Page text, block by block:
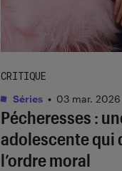
Pécheresses :
adolescente qui
l’ordre moral
CRITIQUE
Séries • 03 mar. 2026